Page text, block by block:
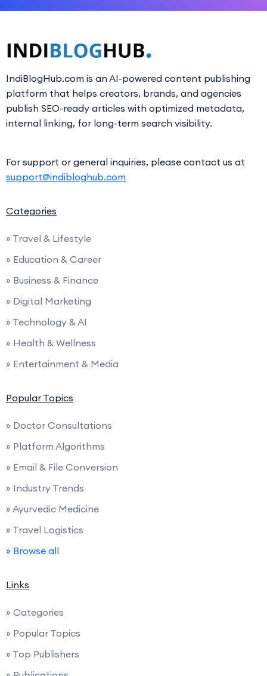
IndiBlogHub.com is an AI-powered content publishing
platform that helps creators, brands, and agencies
publish SEO-ready articles with optimized metadata,
internal linking, for long-term search visibility.
For support or general inquiries, please contact us at
support@indibloghub.com
Categories
» Travel & Lifestyle
» Education & Career
» Business & Finance
» Digital Marketing
» Technology & AI
» Health & Wellness
» Entertainment & Media
Popular Topics
» Doctor Consultations
» Platform Algorithms
» Email & File Conversion
» Industry Trends
» Ayurvedic Medicine
» Travel Logistics
» Browse all
Links
» Categories
» Popular Topics
» Top Publishers